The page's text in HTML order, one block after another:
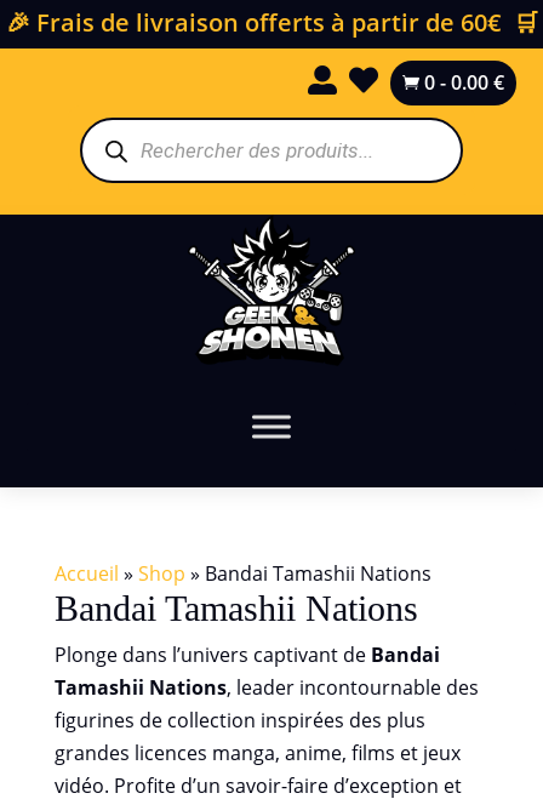
🎉 Frais de livraison offerts à partir de 60€ 🛒
   0-0.00€
Recherche
de
produits
Accueil » Shop » Bandai Tamashii Nations
Bandai Tamashii Nations
Plonge dans l’univers captivant de Bandai
Tamashii Nations, leader incontournable des
figurines de collection inspirées des plus
grandes licences manga, anime, films et jeux
vidéo. Profite d’un savoir-faire d’exception et